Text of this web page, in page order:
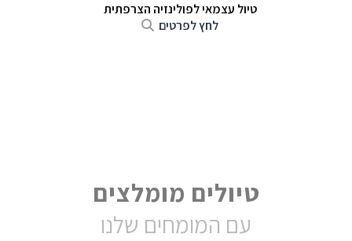
טיול עצמאי לפולינזיה הצרפתית
לחץ לפרטים
טיולים מומלצים
עם המומחים שלנו